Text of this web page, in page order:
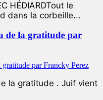
HÉDIARDTout le
dans la corbeille...
de la gratitude par
la gratitude . Juif vient